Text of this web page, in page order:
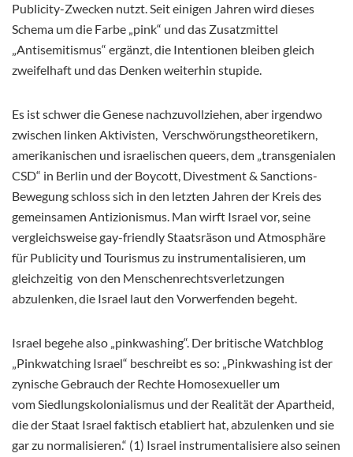
Publicity-Zwecken nutzt. Seit einigen Jahren wird dieses
Schema um die Farbe „pink“ und das Zusatzmittel
„Antisemitismus“ ergänzt, die Intentionen bleiben gleich
zweifelhaft und das Denken weiterhin stupide.
Es ist schwer die Genese nachzuvollziehen, aber irgendwo
zwischen linken Aktivisten, Verschwörungstheoretikern,
amerikanischen und israelischen queers, dem „transgenialen
CSD“ in Berlin und der Boycott, Divestment & Sanctions-
Bewegung schloss sich in den letzten Jahren der Kreis des
gemeinsamen Antizionismus. Man wirft Israel vor, seine
vergleichsweise gay-friendly Staatsräson und Atmosphäre
für Publicity und Tourismus zu instrumentalisieren, um
gleichzeitig von den Menschenrechtsverletzungen
abzulenken, die Israel laut den Vorwerfenden begeht.
Israel begehe also „pinkwashing“. Der britische Watchblog
„Pinkwatching Israel“ beschreibt es so: „Pinkwashing ist der
zynische Gebrauch der Rechte Homosexueller um
vom Siedlungskolonialismus und der Realität der Apartheid,
die der Staat Israel faktisch etabliert hat, abzulenken und sie
gar zu normalisieren.“ (1) Israel instrumentalisiere also seinen